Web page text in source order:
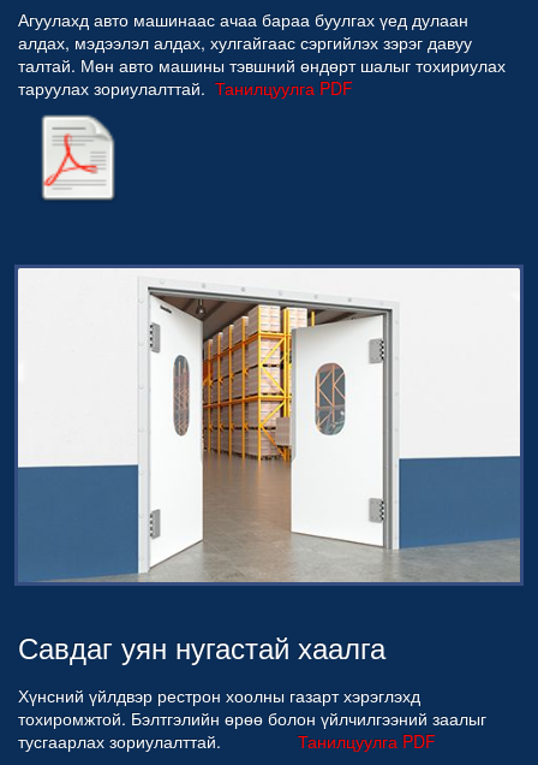
Агуулахд авто машинаас ачаа бараа буулгах үед дулаан
алдах, мэдээлэл алдах, хулгайгаас сэргийлэх зэрэг давуу
талтай. Мөн авто машины тэвшний өндөрт шалыг тохириулах
таруулах зориулалттай. Танилцуулга PDF
Савдаг уян нугастай хаалга
Хүнсний үйлдвэр рестрон хоолны газарт хэрэглэхд
тохиромжтой. Бэлтгэлийн өрөө болон үйлчилгээний заалыг
тусгаарлах зориулалттай. Танилцуулга PDF